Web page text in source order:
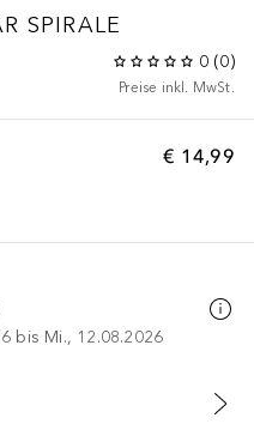
SPIRALE
0 (0)
Preise inkl. MwSt.
€ 14,99
bis Mi., 12.08.2026